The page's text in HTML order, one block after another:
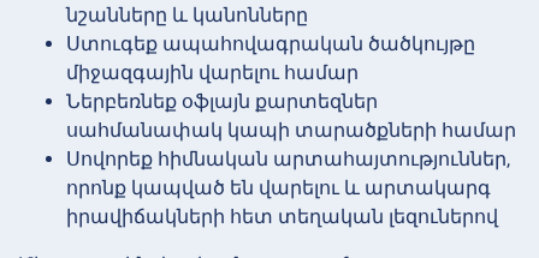
նշանները և կանոնները
Ստուգեք ապահովագրական ծածկույթը
միջազգային վարելու համար
Ներբեռնեք օֆլայն քարտեզներ
սահմանափակ կապի տարածքների համար
Սովորեք հիմնական արտահայտություններ,
որոնք կապված են վարելու և արտակարգ
իրավիճակների հետ տեղական լեզուներով